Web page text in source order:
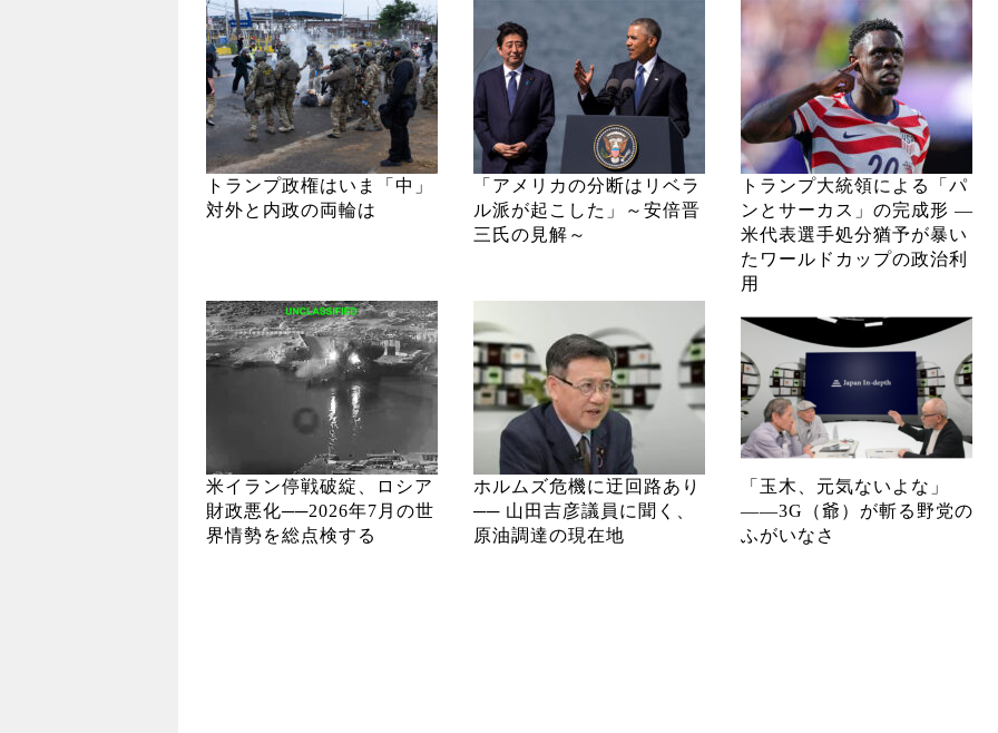
トランプ政権はいま「中」
対外と内政の両輪は
「アメリカの分断はリベラ
ル派が起こした」～安倍晋
三氏の見解～
トランプ大統領による「パ
ンとサーカス」の完成形 ―
米代表選手処分猶予が暴い
たワールドカップの政治利
用
米イラン停戦破綻、ロシア
財政悪化──2026年7月の世
界情勢を総点検する
ホルムズ危機に迂回路あり
── 山田吉彦議員に聞く、
原油調達の現在地
「玉木、元気ないよな」
――3G（爺）が斬る野党の
ふがいなさ